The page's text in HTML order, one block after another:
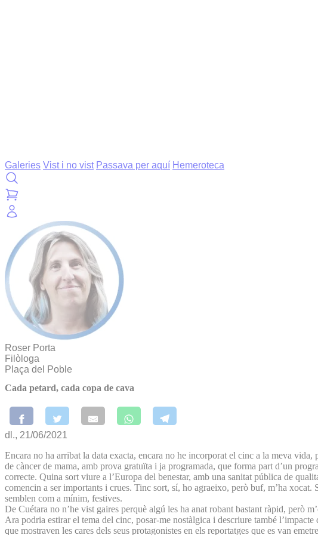
Galeries Vist i no vist Passava per aquí Hemeroteca
Roser Porta
Filòloga
Plaça del Poble
Cada petard, cada copa de cava
dl., 21/06/2021
Encara no ha arribat la data exacta, encara no he incorporat el cinc a la meva
de càncer de mama, amb prova gratuïta i ja programada, que forma part d’un
correcte. Quina sort viure a l’Europa del benestar, amb una sanitat pública de
comencin a ser importants i crues. Tinc sort, sí, ho agraeixo, però buf, m’ha
semblen com a mínim, festives.
De Cuétara no n’he vist gaires perquè algú les ha anat robant bastant ràpid, però
Ara podria estirar el tema del cinc, posar-me nostàlgica i descriure també
que mostraven les cares dels seus protagonistes en els reportatges que es van